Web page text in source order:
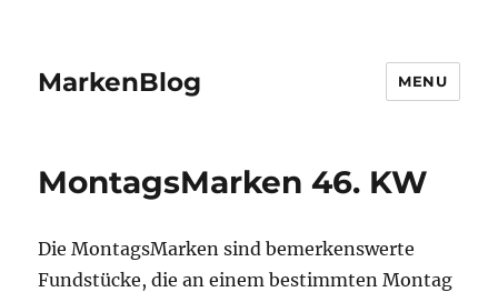
MarkenBlog MENU
MontagsMarken 46. KW
Die MontagsMarken sind bemerkenswerte
Fundstücke, die an einem bestimmten Montag